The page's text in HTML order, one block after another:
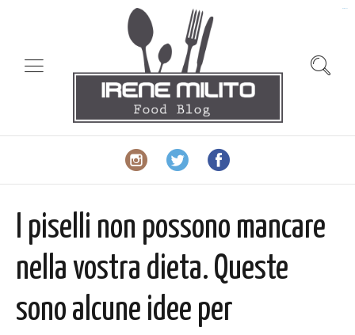
I piselli non possono mancare
nella vostra dieta. Queste
sono alcune idee per